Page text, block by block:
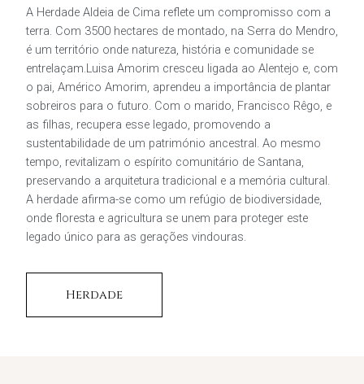
A Herdade Aldeia de Cima reflete um compromisso com a
terra. Com 3500 hectares de montado, na Serra do Mendro,
é um território onde natureza, história e comunidade se
entrelaçam.Luisa Amorim cresceu ligada ao Alentejo e, com
o pai, Américo Amorim, aprendeu a importância de plantar
sobreiros para o futuro. Com o marido, Francisco Rêgo, e
as filhas, recupera esse legado, promovendo a
sustentabilidade de um património ancestral. Ao mesmo
tempo, revitalizam o espírito comunitário de Santana,
preservando a arquitetura tradicional e a memória cultural.
A herdade afirma-se como um refúgio de biodiversidade,
onde floresta e agricultura se unem para proteger este
legado único para as gerações vindouras.
Herdade